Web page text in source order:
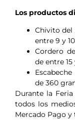
Los productos
Chivito del
entre 9 y
Cordero
de entre
de 360
Durante la
todos los
Mercado Pago